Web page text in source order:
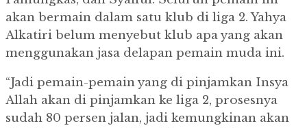
akan bermain dalam satu klub di liga 2. Yahya
Alkatiri belum menyebut klub apa yang akan
menggunakan jasa delapan pemain muda ini.
“Jadi pemain-pemain yang di pinjamkan Insya
Allah akan di pinjamkan ke liga 2, prosesnya
sudah 80 persen jalan, jadi kemungkinan akan